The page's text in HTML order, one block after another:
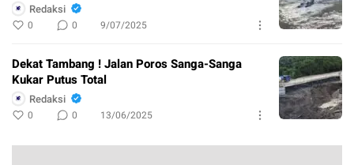
Redaksi
0 0 9/07/2025
Dekat Tambang ! Jalan Poros Sanga-Sanga
Kukar Putus Total
Redaksi
0 0 13/06/2025